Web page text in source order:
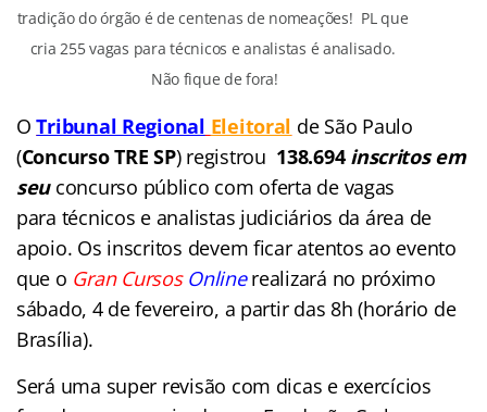
tradição do órgão é de centenas de nomeações! PL que
cria 255 vagas para técnicos e analistas é analisado.
Não fique de fora!
OTribunal Regional Eleitoral de São Paulo
(Concurso TRE SP) registrou 138.694 inscritos em
seuconcurso público com oferta de vagas
para técnicos e analistas judiciários da área de
apoio. Os inscritos devem ficar atentos ao evento
que o Gran Cursos Online realizará no próximo
sábado, 4 de fevereiro, a partir das 8h (horário de
Brasília).
Será uma super revisão com dicas e exercícios